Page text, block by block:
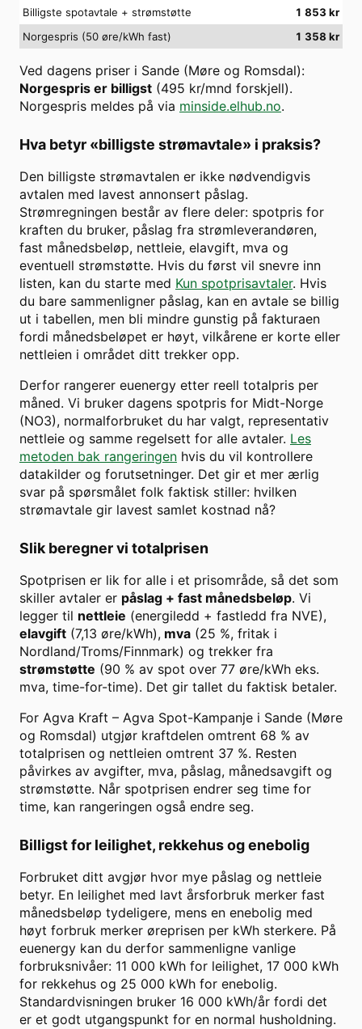
Billigste spotavtale + strømstøtte 1 853 kr
Norgespris (50 øre/kWh fast)
1 358 kr
Ved dagens priser i Sande (Møre og Romsdal):
Norgespris er billigst (495 kr/mnd forskjell).
Norgespris meldes på via minside.elhub.no.
Hva betyr «billigste strømavtale» i praksis?
Den billigste strømavtalen er ikke nødvendigvis
avtalen med lavest annonsert påslag.
Strømregningen består av flere deler: spotpris for
kraften du bruker, påslag fra strømleverandøren,
fast månedsbeløp, nettleie, elavgift, mva og
eventuell strømstøtte. Hvis du først vil snevre inn
listen, kan du starte med Kun spotprisavtaler. Hvis
du bare sammenligner påslag, kan en avtale se billig
ut i tabellen, men bli mindre gunstig på fakturaen
fordi månedsbeløpet er høyt, vilkårene er korte eller
nettleien i området ditt trekker opp.
Derfor rangerer euenergy etter reell totalpris per
måned. Vi bruker dagens spotpris for Midt-Norge
(NO3), normalforbruket du har valgt, representativ
nettleie og samme regelsett for alle avtaler. Les
metoden bak rangeringen hvis du vil kontrollere
datakilder og forutsetninger. Det gir et mer ærlig
svar på spørsmålet folk faktisk stiller: hvilken
strømavtale gir lavest samlet kostnad nå?
Slik beregner vi totalprisen
Spotprisen er lik for alle i et prisområde, så det som
skiller avtaler er påslag + fast månedsbeløp. Vi
legger til nettleie (energiledd + fastledd fra NVE),
elavgift (7,13 øre/kWh), mva (25 %, fritak i
Nordland/Troms/Finnmark) og trekker fra
strømstøtte (90 % av spot over 77 øre/kWh eks.
mva, time-for-time). Det gir tallet du faktisk betaler.
For Agva Kraft – Agva Spot-Kampanje i Sande (Møre
og Romsdal) utgjør kraftdelen omtrent 68 % av
totalprisen og nettleien omtrent 37 %. Resten
påvirkes av avgifter, mva, påslag, månedsavgift og
strømstøtte. Når spotprisen endrer seg time for
time, kan rangeringen også endre seg.
Billigst for leilighet, rekkehus og enebolig
Forbruket ditt avgjør hvor mye påslag og nettleie
betyr. En leilighet med lavt årsforbruk merker fast
månedsbeløp tydeligere, mens en enebolig med
høyt forbruk merker øreprisen per kWh sterkere. På
euenergy kan du derfor sammenligne vanlige
forbruksnivåer: 11 000 kWh for leilighet, 17 000 kWh
for rekkehus og 25 000 kWh for enebolig.
Standardvisningen bruker 16 000 kWh/år fordi det
er et godt utgangspunkt for en normal husholdning.